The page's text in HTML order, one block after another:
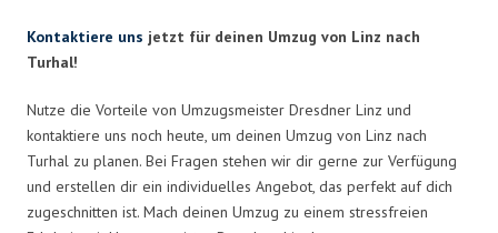
Kontaktiere uns jetzt für deinen Umzug von Linz nach
Turhal!
Nutze die Vorteile von Umzugsmeister Dresdner Linz und
kontaktiere uns noch heute, um deinen Umzug von Linz nach
Turhal zu planen. Bei Fragen stehen wir dir gerne zur Verfügung
und erstellen dir ein individuelles Angebot, das perfekt auf dich
zugeschnitten ist. Mach deinen Umzug zu einem stressfreien